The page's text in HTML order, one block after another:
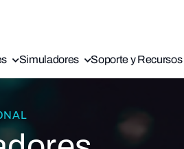
Simuladores Soporte y Recursos